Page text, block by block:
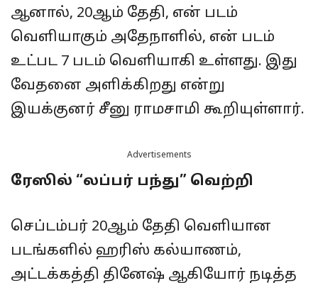
ஆனால், 20ஆம் தேதி, என் படம்
வெளியாகும் அதேநாளில், என் படம்
உட்பட 7 படம் வெளியாகி உள்ளது. இது
வேதனை அளிக்கிறது என்று
இயக்குனர் சீனு ராமசாமி கூறியுள்ளார்.
Advertisements
ரேஸில் “லப்பர் பந்து” வெற்றி
செப்டம்பர் 20ஆம் தேதி வெளியான
படங்களில் ஹரிஸ் கல்யாணம்,
அட்டக்கத்தி தினேஷ் ஆகியோர் நடித்த